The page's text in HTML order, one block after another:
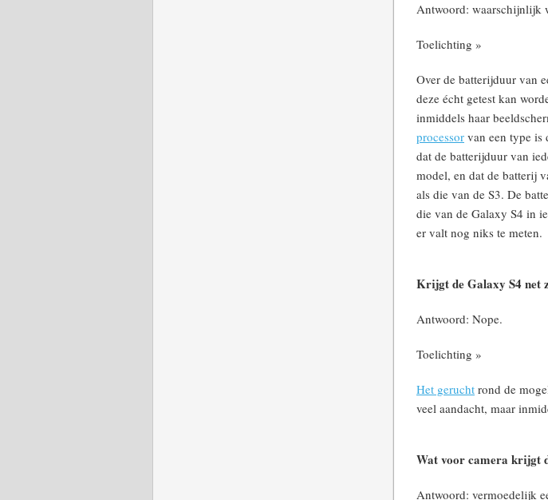
Antwoord: waarschijnlijk
Toelichting »
Over de batterijduur van
deze écht getest kan
inmiddels haar
processor van een type is
dat de batterijduur van
model, en dat de batterij
als die van de S3. De
die van de Galaxy S4 in
er valt nog niks te meten.
Krijgt de Galaxy S4 net
Antwoord: Nope.
Toelichting »
Het gerucht rond de
veel aandacht, maar
Wat voor camera krijgt
Antwoord: vermoedelijk